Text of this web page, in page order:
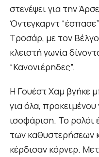
στενέψει για την
Όντεγκαρντ
Τροσάρ, με τον
κλειστή γωνία
“Κανονιέρηδες”.
Η Γουέστ Χαμ βγήκε
για όλα,
ισοφάριση. Το ρολόι
των καθυστερήσεων
κέρδισαν κόρνερ.